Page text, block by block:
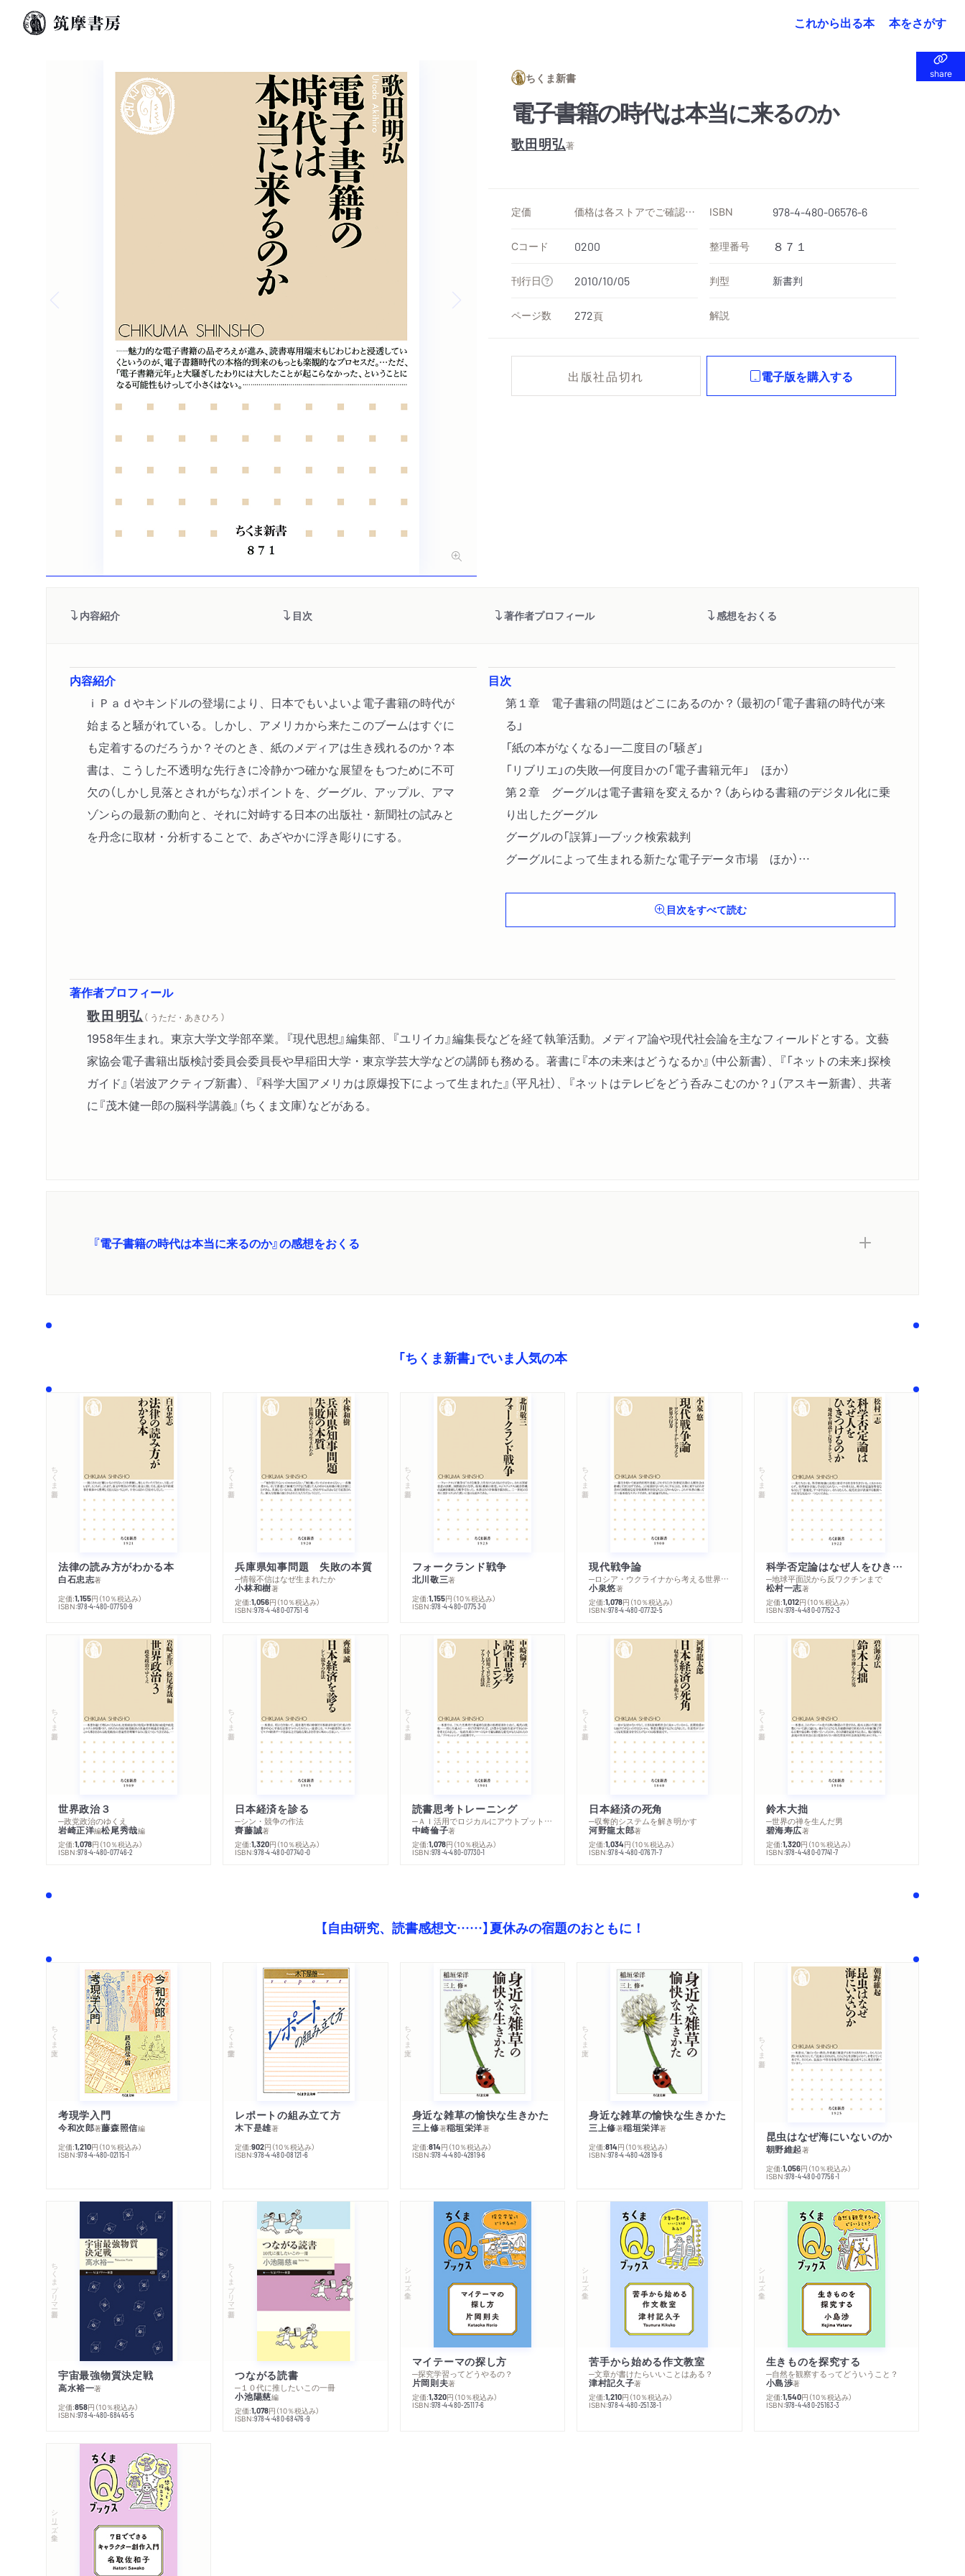
これから出る本 本をさがす
share
share
ちくま新書
電子書籍の時代は本当に来るのか
歌田明弘著
定価 価格は各ストアでご確認ください ISBN 978-4-480-06576-6
Cコード 0200 整理番号 ８７１
刊行日 2010/10/05 判型 新書判
ページ数 272頁 解説
出版社品切れ 電子版を購入する
内容紹介 目次 著作者プロフィール 感想をおくる
内容紹介
ｉＰａｄやキンドルの登場により、日本でもいよいよ電子書籍の時代が
始まると騒がれている。しかし、アメリカから来たこのブームはすぐに
も定着するのだろうか？そのとき、紙のメディアは生き残れるのか？本
書は、こうした不透明な先行きに冷静かつ確かな展望をもつために不可
欠の（しかし見落とされがちな）ポイントを、グーグル、アップル、アマ
ゾンらの最新の動向と、それに対峙する日本の出版社・新聞社の試みと
を丹念に取材・分析することで、あざやかに浮き彫りにする。
目次
第１章 電子書籍の問題はどこにあるのか？（最初の「電子書籍の時代が来
る」
「紙の本がなくなる」―二度目の「騒ぎ」
「リブリエ」の失敗―何度目かの「電子書籍元年」 ほか）
第２章 グーグルは電子書籍を変えるか？（あらゆる書籍のデジタル化に乗
り出したグーグル
グーグルの「誤算」―ブック検索裁判
グーグルによって生まれる新たな電子データ市場 ほか）
サイトに高額課金すると新聞読者は戻ってくる？
目次をすべて読む
著作者プロフィール
歌田明弘 （ うただ・あきひろ ）
1958年生まれ。東京大学文学部卒業。『現代思想』編集部、『ユリイカ』編集長などを経て執筆活動。メディア論や現代社会論を主なフィールドとする。文藝
家協会電子書籍出版検討委員会委員長や早稲田大学・東京学芸大学などの講師も務める。著書に『本の未来はどうなるか』（中公新書）、『「ネットの未来」探検
ガイド』（岩波アクティブ新書）、『科学大国アメリカは原爆投下によって生まれた』（平凡社）、『ネットはテレビをどう呑みこむのか？」（アスキー新書）、共著
に『茂木健一郎の脳科学講義』（ちくま文庫）などがある。
『電子書籍の時代は本当に来るのか』の感想をおくる
「ちくま新書」でいま人気の本
ちくま新書
法律の読み方がわかる本
白石忠志著
定価:1,155円 （10％税込み）
ISBN:978-4-480-07750-9
ちくま新書
兵庫県知事問題 失敗の本質
─情報不信はなぜ生まれたか
小林和樹著
定価:1,056円 （10％税込み）
ISBN:978-4-480-07751-6
ちくま新書
フォークランド戦争
北川敬三著
定価:1,155円 （10％税込み）
ISBN:978-4-480-07753-0
ちくま新書
現代戦争論
─ロシア・ウクライナから考える世界の行方
小泉悠著
定価:1,078円 （10％税込み）
ISBN:978-4-480-07732-5
ちくま新書
科学否定論はなぜ人をひきつけるのか
─地球平面説から反ワクチンまで
松村一志著
定価:1,012円 （10％税込み）
ISBN:978-4-480-07752-3
ちくま新書
世界政治３
─政党政治のゆくえ
岩崎正洋編松尾秀哉編
定価:1,078円 （10％税込み）
ISBN:978-4-480-07746-2
ちくま新書
日本経済を診る
─シン・競争の作法
齊藤誠著
定価:1,320円 （10％税込み）
ISBN:978-4-480-07740-0
ちくま新書
読書思考トレーニング
─ＡＩ活用でロジカルにアウトプットする技法
中崎倫子著
定価:1,078円 （10％税込み）
ISBN:978-4-480-07730-1
ちくま新書
日本経済の死角
─収奪的システムを解き明かす
河野龍太郎著
定価:1,034円 （10％税込み）
ISBN:978-4-480-07671-7
ちくま新書
鈴木大拙
─世界の禅を生んだ男
碧海寿広著
定価:1,320円 （10％税込み）
ISBN:978-4-480-07741-7
【自由研究、読書感想文……】夏休みの宿題のおともに！
ちくま文庫
考現学入門
今和次郎著藤森照信編
定価:1,210円 （10％税込み）
ISBN:978-4-480-02115-1
ちくま学芸文庫
レポートの組み立て方
木下是雄著
定価:902円 （10％税込み）
ISBN:978-4-480-08121-6
ちくま文庫
身近な雑草の愉快な生きかた
三上修著稲垣栄洋著
定価:814円 （10％税込み）
ISBN:978-4-480-42819-6
ちくま文庫
身近な雑草の愉快な生きかた
三上修著稲垣栄洋著
定価:814円 （10％税込み）
ISBN:978-4-480-42819-6
ちくま新書
昆虫はなぜ海にいないのか
朝野維起著
定価:1,056円 （10％税込み）
ISBN:978-4-480-07756-1
ちくまプリマー新書
宇宙最強物質決定戦
高水裕一著
定価:858円 （10％税込み）
ISBN:978-4-480-68445-5
ちくまプリマー新書
つながる読書
─１０代に推したいこの一冊
小池陽慈編
定価:1,078円 （10％税込み）
ISBN:978-4-480-68476-9
シリーズ・全集
マイテーマの探し方
─探究学習ってどうやるの？
片岡則夫著
定価:1,320円 （10％税込み）
ISBN:978-4-480-25117-6
シリーズ・全集
苦手から始める作文教室
─文章が書けたらいいことはある？
津村記久子著
定価:1,210円 （10％税込み）
ISBN:978-4-480-25138-1
シリーズ・全集
生きものを探究する
─自然を観察するってどういうこと？
小島渉著
定価:1,540円 （10％税込み）
ISBN:978-4-480-25163-3
シリーズ・全集